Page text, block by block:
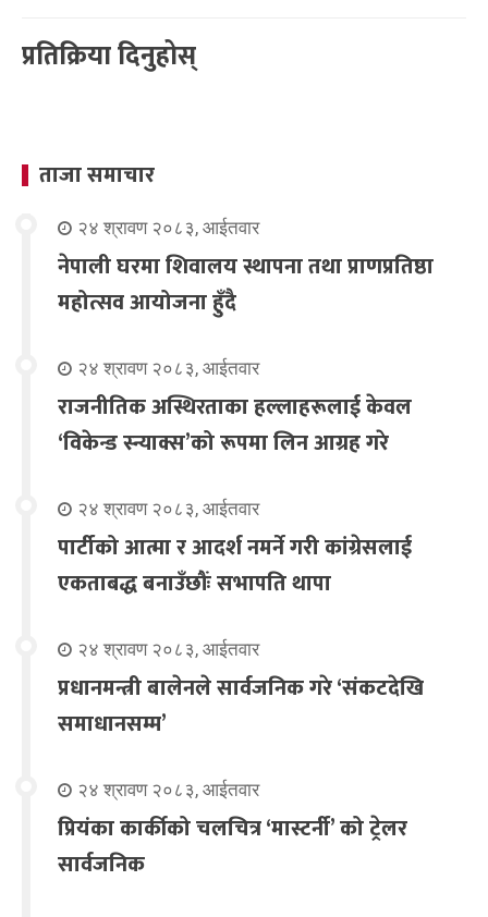
प्रतिक्रिया दिनुहोस्
ताजा समाचार
२४ श्रावण २०८३, आईतवार
नेपाली घरमा शिवालय स्थापना तथा प्राणप्रतिष्ठा
महोत्सव आयोजना हुँदै
२४ श्रावण २०८३, आईतवार
राजनीतिक अस्थिरताका हल्लाहरूलाई केवल
‘विकेन्ड स्न्याक्स’को रूपमा लिन आग्रह गरे
२४ श्रावण २०८३, आईतवार
पार्टीको आत्मा र आदर्श नमर्ने गरी कांग्रेसलाई
एकताबद्ध बनाउँछौंः सभापति थापा
२४ श्रावण २०८३, आईतवार
प्रधानमन्त्री बालेनले सार्वजनिक गरे ‘संकटदेखि
समाधानसम्म’
२४ श्रावण २०८३, आईतवार
प्रियंका कार्कीको चलचित्र ‘मास्टर्नी’ को ट्रेलर
सार्वजनिक